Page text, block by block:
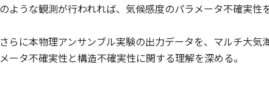
のような観測が行われれば、気候感度のパラメータ不確実性
さらに本物理アンサンブル実験の出力データを、マルチ大
メータ不確実性と構造不確実性に関する理解を深める。